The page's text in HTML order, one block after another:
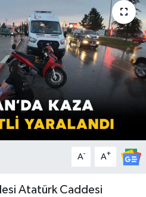
A- A+
Atatürk Caddesi